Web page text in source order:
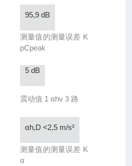
95,9 dB
测量值的测量误差 K
pCpeak
5 dB
震动值 1 αhv 3 路
αh,D <2,5 m/s²
测量值的测量误差 K
α